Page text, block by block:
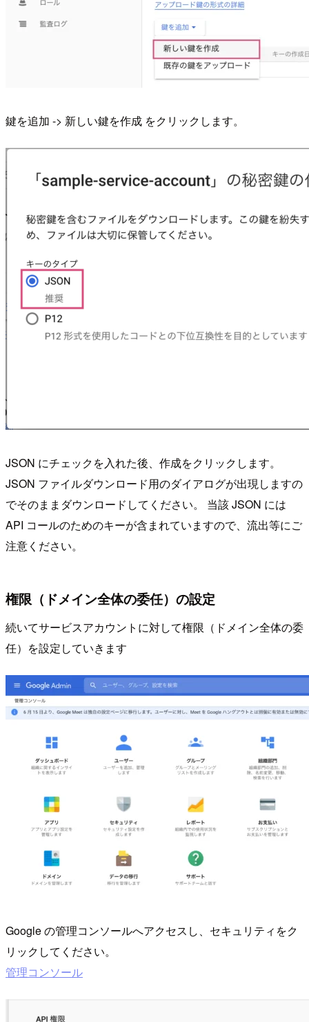
鍵を追加 -> 新しい鍵を作成 をクリックします。
JSON にチェックを入れた後、作成をクリックします。
JSON ファイルダウンロード用のダイアログが出現しますの
でそのままダウンロードしてください。 当該 JSON には
API コールのためのキーが含まれていますので、流出等にご
注意ください。
権限（ドメイン全体の委任）の設定
続いてサービスアカウントに対して権限（ドメイン全体の委
任）を設定していきます
Google の管理コンソールへアクセスし、セキュリティをク
リックしてください。
管理コンソール